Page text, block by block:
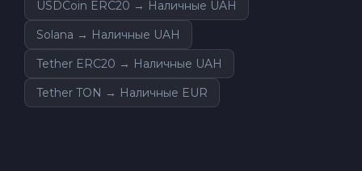
USDCoin ERC20 → Наличные UAH
Solana → Наличные UAH
Tether ERC20 → Наличные UAH
Tether TON → Наличные EUR